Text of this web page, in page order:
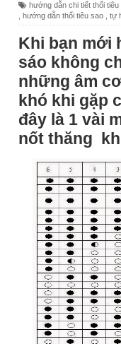
hướng dẫn chi tiết thổi tiêu
hướng dẫn thổi tiêu sao tự
Khi bạn mới
sáo không
những âm
khó khi gặp
đây là 1 vài
nốt thăng